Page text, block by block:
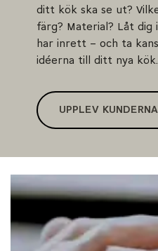
ditt kök ska se ut?
färg? Material? Låt dig
har inrett – och ta
idéerna till ditt nya kök.
UPPLEV